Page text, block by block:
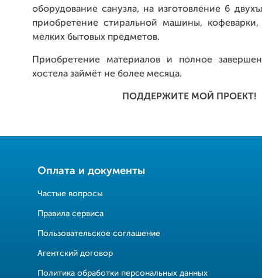
оборудование санузла, на изготовление 6
приобретение стиральной машины,
мелких бытовых предметов.
Приобретение материалов и полное
хостела займёт не более месяца.
ПОДДЕРЖИТЕ МОЙ ПРОЕКТ!
Оплата и документы
Частые вопросы
Правила сервиса
Пользовательское соглашение
Агентский договор
Политика обработки персональных данных